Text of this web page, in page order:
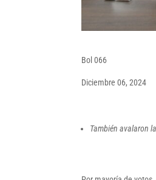
Bol 066
Diciembre 06, 2024
También avalaron